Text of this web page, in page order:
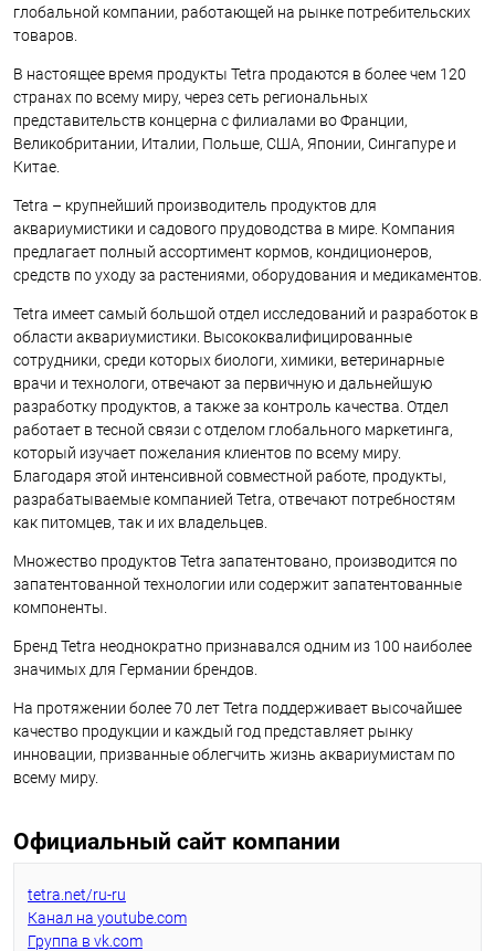
глобальной компании, работающей на рынке потребительских
товаров.
В настоящее время продукты Tetra продаются в более чем 120
странах по всему миру, через сеть региональных
представительств концерна с филиалами во Франции,
Великобритании, Италии, Польше, США, Японии, Сингапуре и
Китае.
Tetra – крупнейший производитель продуктов для
аквариумистики и садового прудоводства в мире. Компания
предлагает полный ассортимент кормов, кондиционеров,
средств по уходу за растениями, оборудования и медикаментов.
Tetra имеет самый большой отдел исследований и разработок в
области аквариумистики. Высококвалифицированные
сотрудники, среди которых биологи, химики, ветеринарные
врачи и технологи, отвечают за первичную и дальнейшую
разработку продуктов, а также за контроль качества. Отдел
работает в тесной связи с отделом глобального маркетинга,
который изучает пожелания клиентов по всему миру.
Благодаря этой интенсивной совместной работе, продукты,
разрабатываемые компанией Tetra, отвечают потребностям
как питомцев, так и их владельцев.
Множество продуктов Tetra запатентовано, производится по
запатентованной технологии или содержит запатентованные
компоненты.
Бренд Tetra неоднократно признавался одним из 100 наиболее
значимых для Германии брендов.
На протяжении более 70 лет Tetra поддерживает высочайшее
качество продукции и каждый год представляет рынку
инновации, призванные облегчить жизнь аквариумистам по
всему миру.
Официальный сайт компании
tetra.net/ru-ru
Канал на youtube.com
Группа в vk.com